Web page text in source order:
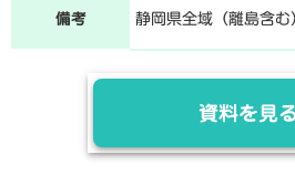
備考 静岡県全域（離島含む
資料を見